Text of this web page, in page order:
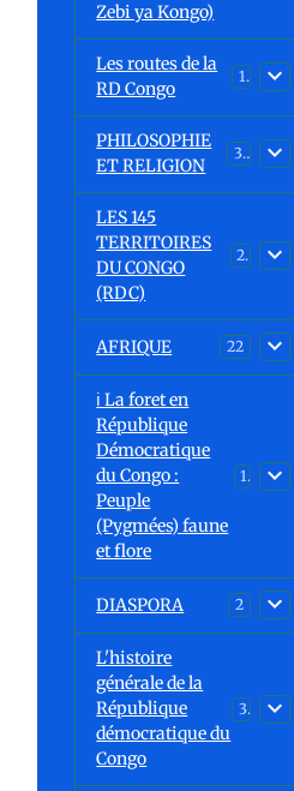
Zebi ya Kongo)
Les routes de la
RD Congo
1
PHILOSOPHIE
ET RELIGION
32
LES 145
TERRITOIRES
DU CONGO
(RDC)
23
AFRIQUE 22
ℹ️ La foret en
République
Démocratique
du Congo :
Peuple
(Pygmées) faune
et flore
15
DIASPORA 2
L'histoire
générale de la
République
démocratique du
Congo
30